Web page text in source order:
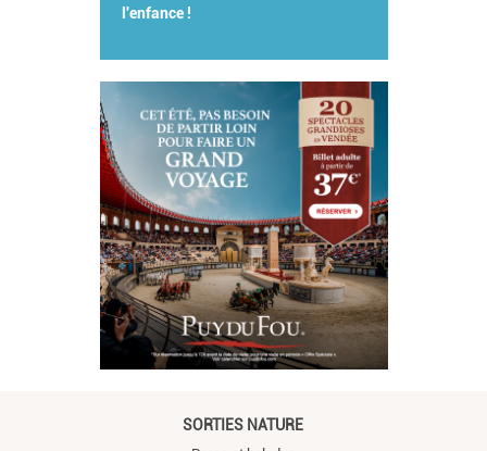
l'enfance !
SORTIES NATURE